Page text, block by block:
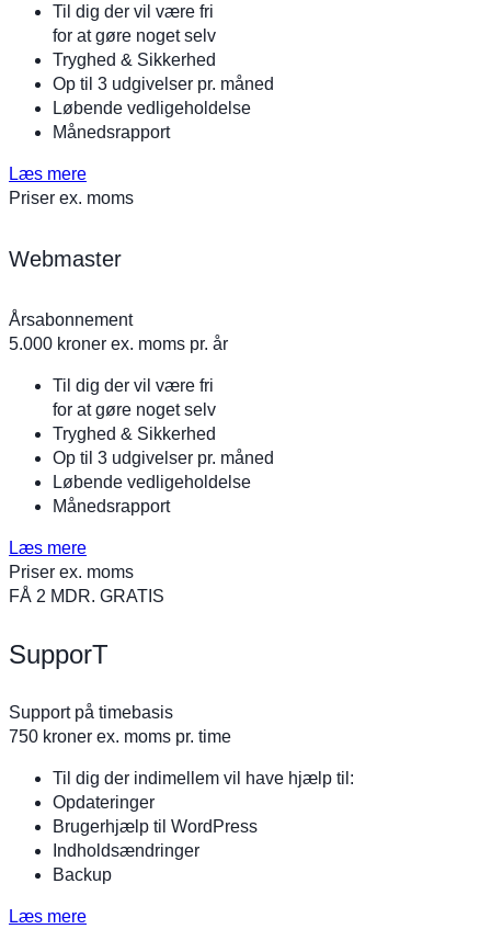
Til dig der vil være fri
for at gøre noget selv
Tryghed & Sikkerhed
Op til 3 udgivelser pr. måned
Løbende vedligeholdelse
Månedsrapport
Læs mere
Priser ex. moms
Webmaster
Årsabonnement
5.000 kroner ex. moms pr. år
Til dig der vil være fri
for at gøre noget selv
Tryghed & Sikkerhed
Op til 3 udgivelser pr. måned
Løbende vedligeholdelse
Månedsrapport
Læs mere
Priser ex. moms
FÅ 2 MDR. GRATIS
SupporT
Support på timebasis
750 kroner ex. moms pr. time
Til dig der indimellem vil have hjælp til:
Opdateringer
Brugerhjælp til WordPress
Indholdsændringer
Backup
Læs mere